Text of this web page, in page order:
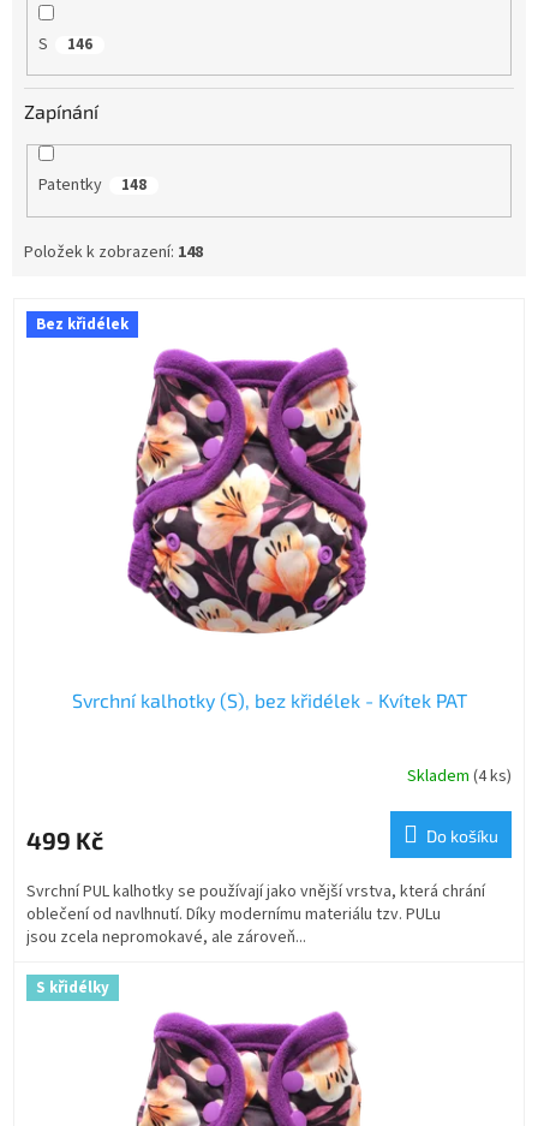
S 146
Zapínání
Patentky 148
Položek k zobrazení: 148
Bez křidélek
Svrchní kalhotky (S), bez křidélek - Kvítek PAT
Skladem (4 ks)
499 Kč Do košíku
Svrchní PUL kalhotky se používají jako vnější vrstva, která chrání
oblečení od navlhnutí. Díky modernímu materiálu tzv. PULu
jsou zcela nepromokavé, ale zároveň...
S křidélky